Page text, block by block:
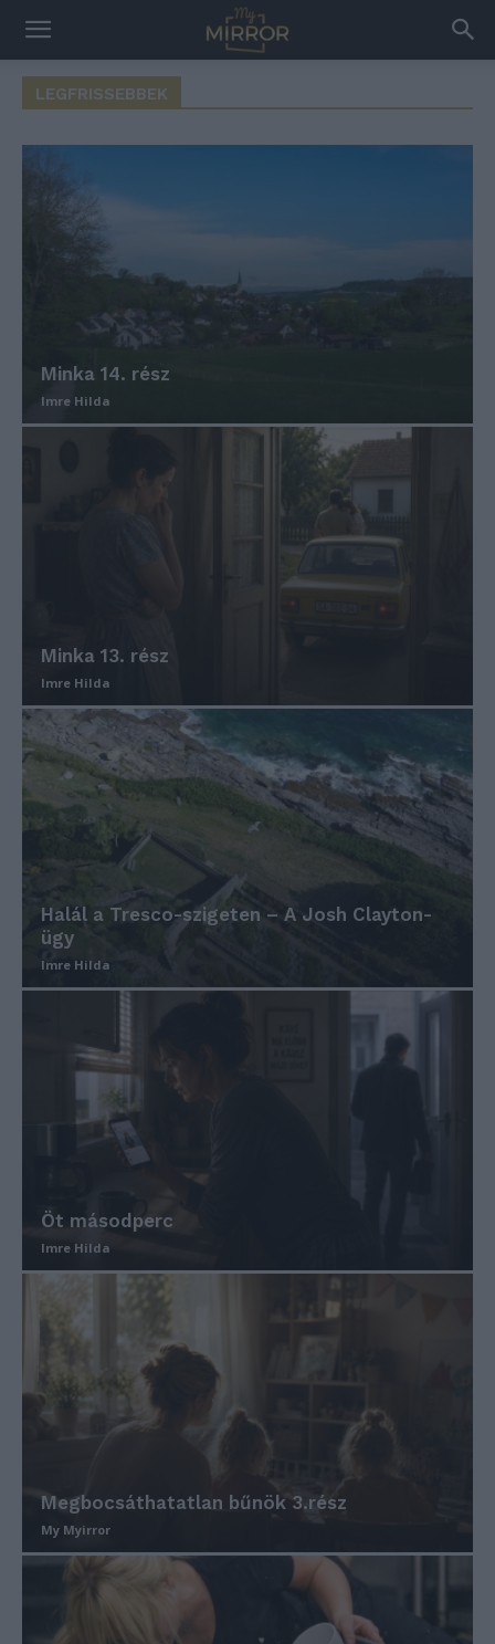
LEGFRISSEBBEK
Minka 14. rész
Imre Hilda
Minka 13. rész
Imre Hilda
Halál a Tresco-szigeten – A Josh Clayton-
ügy
Imre Hilda
Öt másodperc
Imre Hilda
Megbocsáthatatlan bűnök 3.rész
My Myirror